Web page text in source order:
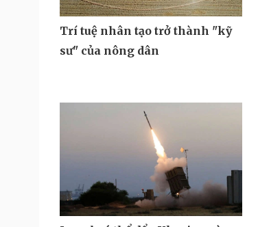
Trí tuệ nhân tạo trở thành "kỹ
sư" của nông dân